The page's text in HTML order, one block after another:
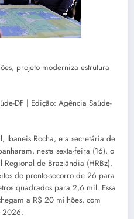
projeto moderniza estrutura
DF | Edição: Agência Saúde-
Ibaneis Rocha, e a secretária de
nesta sexta-feira (16), o
Regional de Brazlândia (HRBz).
do pronto-socorro de 26 para
quadrados para 2,6 mil. Essa
a R$ 20 milhões, com
2026.